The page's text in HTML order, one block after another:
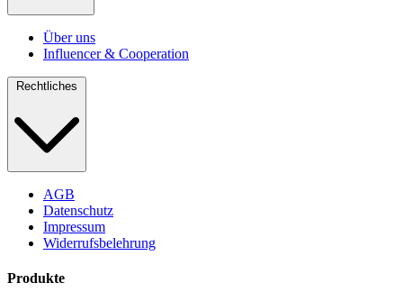
Über uns
Influencer & Cooperation
Rechtliches
AGB
Datenschutz
Impressum
Widerrufsbelehrung
Produkte